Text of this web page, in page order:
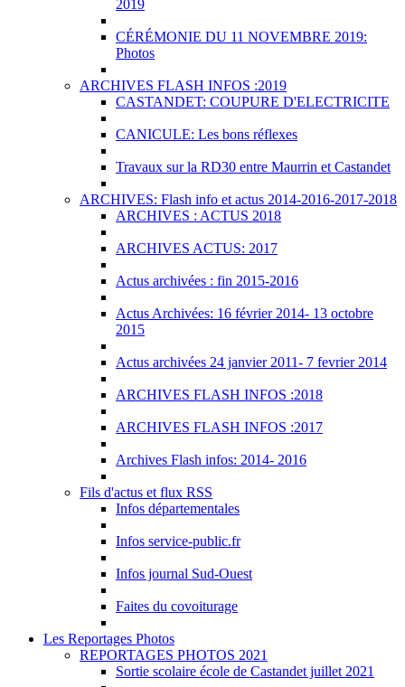
2019
CÉRÉMONIE DU 11 NOVEMBRE 2019:
Photos
ARCHIVES FLASH INFOS :2019
CASTANDET: COUPURE D'ELECTRICITE
CANICULE: Les bons réflexes
Travaux sur la RD30 entre Maurrin et Castandet
ARCHIVES: Flash info et actus 2014-2016-2017-2018
ARCHIVES : ACTUS 2018
ARCHIVES ACTUS: 2017
Actus archivées : fin 2015-2016
Actus Archivées: 16 février 2014- 13 octobre
2015
Actus archivées 24 janvier 2011- 7 fevrier 2014
ARCHIVES FLASH INFOS :2018
ARCHIVES FLASH INFOS :2017
Archives Flash infos: 2014- 2016
Fils d'actus et flux RSS
Infos départementales
Infos service-public.fr
Infos journal Sud-Ouest
Faites du covoiturage
Les Reportages Photos
REPORTAGES PHOTOS 2021
Sortie scolaire école de Castandet juillet 2021